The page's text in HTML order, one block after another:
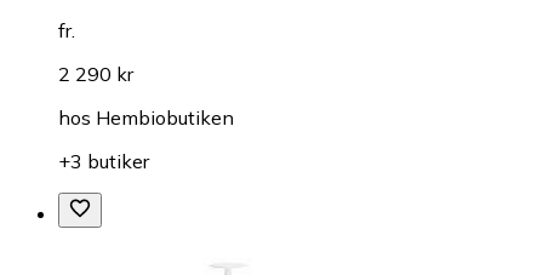
fr.
2 290 kr
hos Hembiobutiken
+3 butiker